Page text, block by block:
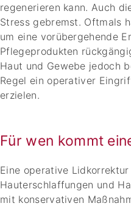
regenerieren kann. Auch
Stress gebremst. Oftmals
um eine vorübergehende
Pflegeprodukten
Haut und Gewebe jedoch
Regel ein operativer
erzielen.
Für wen kommt
Eine operative
Hauterschlaffungen und
mit konservativen